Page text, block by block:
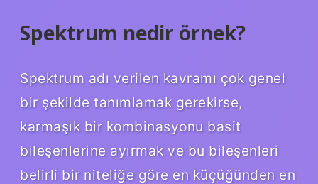
Spektrum nedir örnek?
Spektrum adı verilen kavramı çok genel
bir şekilde tanımlamak gerekirse,
karmaşık bir kombinasyonu basit
bileşenlerine ayırmak ve bu bileşenleri
belirli bir niteliğe göre en küçüğünden en